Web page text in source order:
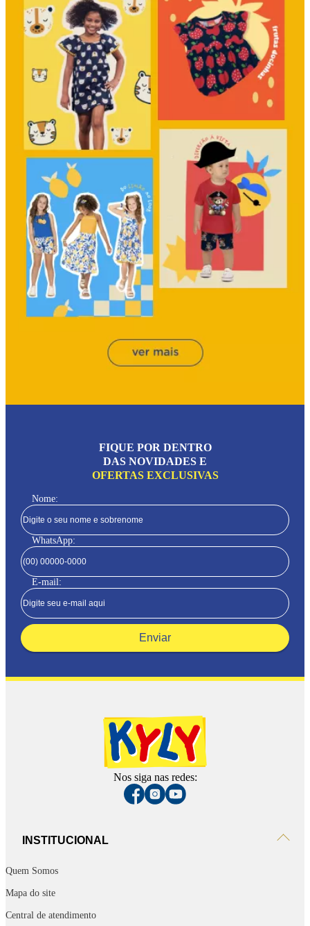
FIQUE POR DENTRO
DAS NOVIDADES E
OFERTAS EXCLUSIVAS
Nome:
WhatsApp:
E-mail:
Enviar
Nos siga nas redes:
INSTITUCIONAL
Quem Somos
Mapa do site
Central de atendimento